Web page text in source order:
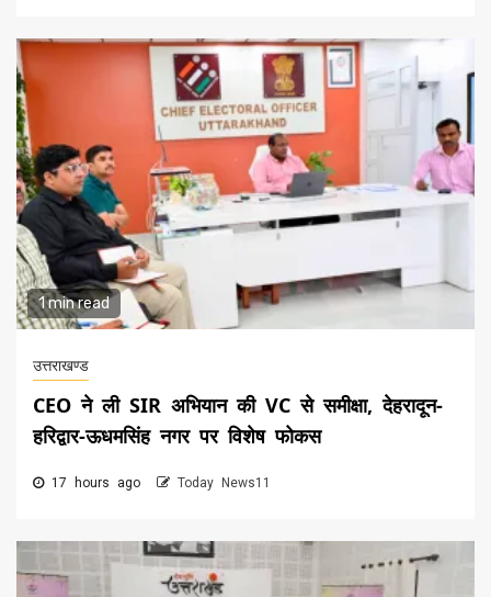
1 min read
उत्तराखण्ड
CEO ने ली SIR अभियान की VC से समीक्षा, देहरादून-
हरिद्वार-ऊधमसिंह नगर पर विशेष फोकस
17 hours ago Today News11